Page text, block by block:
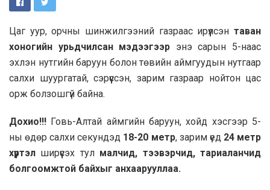
Цаг уур, орчны шинжилгээний газраас ирүүлсэн таван
хоногийн урьдчилсан мэдээгээр энэ сарын 5-наас
эхлэн нутгийн баруун болон төвийн аймгуудын нутгаар
салхи шуургатай, сэрүүссэн, зарим газраар нойтон цас
орж болзошгүй байна.
Дохио!!! Говь-Алтай аймгийн баруун, хойд хэсгээр 5-
ны өдөр салхи секундэд 18-20 метр, зарим үед 24 метр
хүртэл ширүүсэх тул малчид, тээвэрчид, тариаланчид
болгоомжтой байхыг анхаарууллаа.